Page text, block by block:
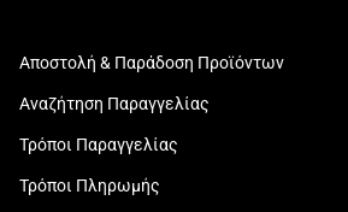
Αποστολή & Παράδοση Προϊόντων
Αναζήτηση Παραγγελίας
Τρόποι Παραγγελίας
Τρόποι Πληρωμής